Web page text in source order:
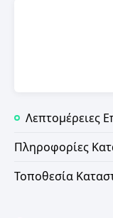
Λεπτομέρειες
Πληροφορίες
Τοποθεσία